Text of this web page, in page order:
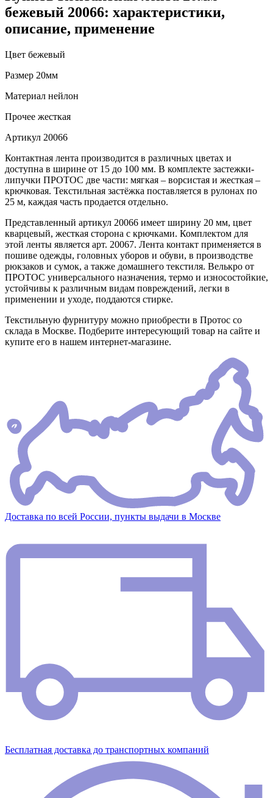
бежевый 20066: характеристики,
описание, применение
Цвет бежевый
Размер 20мм
Материал нейлон
Прочее жесткая
Артикул 20066
Контактная лента производится в различных цветах и
доступна в ширине от 15 до 100 мм. В комплекте застежки-
липучки ПРОТОС две части: мягкая – ворсистая и жесткая –
крючковая. Текстильная застёжка поставляется в рулонах по
25 м, каждая часть продается отдельно.
Представленный артикул 20066 имеет ширину 20 мм, цвет
кварцевый, жесткая сторона с крючками. Комплектом для
этой ленты является арт. 20067. Лента контакт применяется в
пошиве одежды, головных уборов и обуви, в производстве
рюкзаков и сумок, а также домашнего текстиля. Велькро от
ПРОТОС универсального назначения, термо и износостойкие,
устойчивы к различным видам повреждений, легки в
применении и уходе, поддаются стирке.
Текстильную фурнитуру можно приобрести в Протос со
склада в Москве. Подберите интересующий товар на сайте и
купите его в нашем интернет-магазине.
Доставка по всей России, пункты выдачи в Москве
Бесплатная доставка до транспортных компаний